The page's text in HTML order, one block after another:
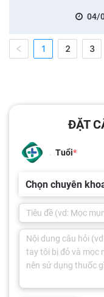
04/
1 2 3
ĐẶT
Tuổi
Chọn chuyên